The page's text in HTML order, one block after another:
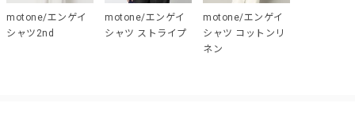
motone/エンゲイ
シャツ2nd
motone/エンゲイ
シャツ ストライプ
motone/エンゲイ
シャツ コットンリ
ネン